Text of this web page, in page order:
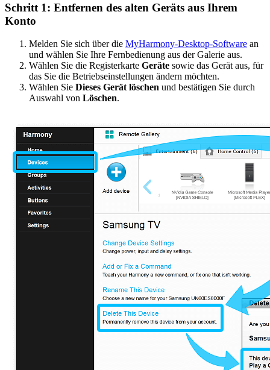
Schritt 1: Entfernen des alten Geräts aus Ihrem
Konto
Melden Sie sich über die MyHarmony-Desktop-Software an
und wählen Sie Ihre Fernbedienung aus der Galerie aus.
Wählen Sie die Registerkarte Geräte sowie das Gerät aus, für
das Sie die Betriebseinstellungen ändern möchten.
Wählen Sie Dieses Gerät löschen und bestätigen Sie durch
Auswahl von Löschen.